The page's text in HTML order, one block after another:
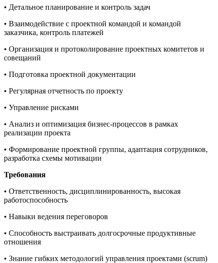
• Детальное планирование и контроль задач
• Взаимодействие с проектной командой и командой
заказчика, контроль платежей
• Организация и протоколирование проектных комитетов и
совещаний
• Подготовка проектной документации
• Регулярная отчетность по проекту
• Управление рисками
• Анализ и оптимизация бизнес-процессов в рамках
реализации проекта
• Формирование проектной группы, адаптация сотрудников,
разработка схемы мотивации
Требования
• Ответственность, дисциплинированность, высокая
работоспособность
• Навыки ведения переговоров
• Способность выстраивать долгосрочные продуктивные
отношения
• Знание гибких методологий управления проектами (scrum)